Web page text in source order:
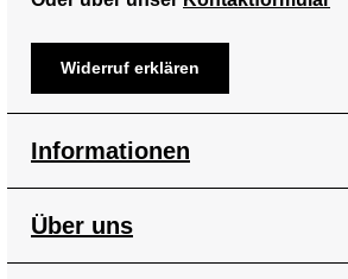
Widerruf erklären
Informationen
Über uns